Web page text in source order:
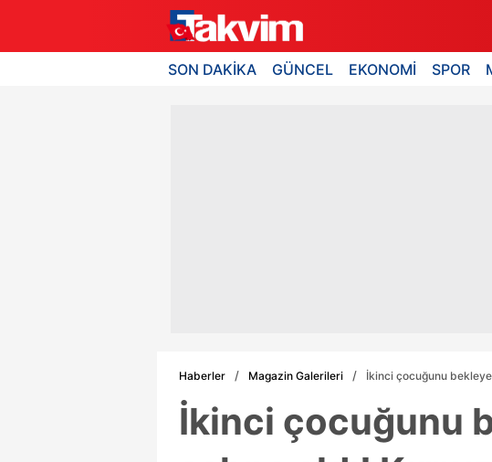
SON DAKİKA GÜNCEL EKONOMİ SPOR
Haberler Magazin Galerileri İkinci çocuğunu
İkinci çocuğunu